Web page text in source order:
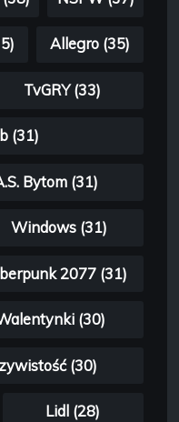
Allegro (35)
TvGRY (33)
(31)
Bytom (31)
Windows (31)
2077 (31)
(30)
(30)
Lidl (28)